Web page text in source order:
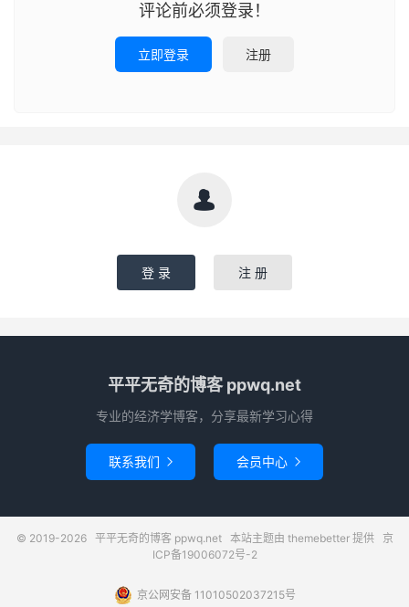
评论前必须登录！
立即登录 注册

登 录 注 册
平平无奇的博客 ppwq.net
专业的经济学博客，分享最新学习心得
联系我们  会员中心 
© 2019-2026 平平无奇的博客 ppwq.net本站主题由 themebetter提供 京
ICP备19006072号-2
京公网安备 11010502037215号